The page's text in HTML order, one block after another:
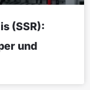
(SSR):
und